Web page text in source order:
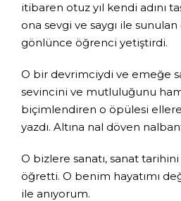
itibaren otuz yıl kendi adını
ona sevgi ve saygı ile
gönlünce öğrenci yetiştirdi.
O bir devrimciydi ve emeğe
sevincini ve mutluluğunu
biçimlendiren o öpülesi
yazdı. Altına nal döven
O bizlere sanatı, sanat
öğretti. O benim hayatımı
ile anıyorum.